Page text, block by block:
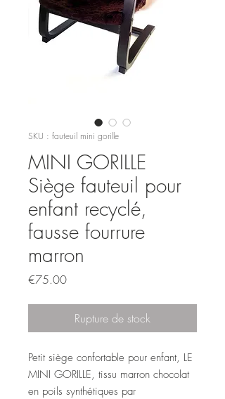
SKU : fauteuil mini gorille
MINI GORILLE
Siège fauteuil pour
enfant recyclé,
fausse fourrure
marron
€75.00Prix
Rupture de stock
Petit siège confortable pour enfant, LE
MINI GORILLE, tissu marron chocolat
en poils synthétiques par